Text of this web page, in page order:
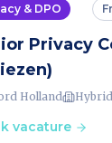
& DPO
Privacy
Holland
vacature